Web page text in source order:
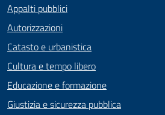
Appalti pubblici
Autorizzazioni
Catasto e urbanistica
Cultura e tempo libero
Educazione e formazione
Giustizia e sicurezza pubblica